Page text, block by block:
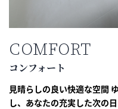
COMFORT
コンフォート
見晴らしの良い快適な空間
し、あなたの充実した次の